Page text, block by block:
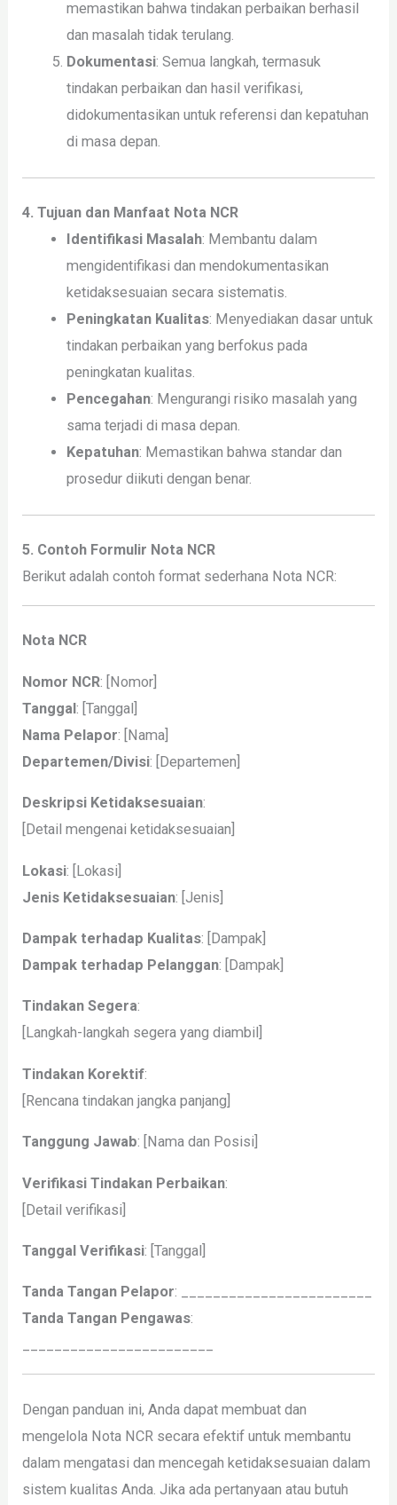
memastikan bahwa tindakan perbaikan berhasil
dan masalah tidak terulang.
Dokumentasi: Semua langkah, termasuk
tindakan perbaikan dan hasil verifikasi,
didokumentasikan untuk referensi dan kepatuhan
di masa depan.
4. Tujuan dan Manfaat Nota NCR
Identifikasi Masalah: Membantu dalam
mengidentifikasi dan mendokumentasikan
ketidaksesuaian secara sistematis.
Peningkatan Kualitas: Menyediakan dasar untuk
tindakan perbaikan yang berfokus pada
peningkatan kualitas.
Pencegahan: Mengurangi risiko masalah yang
sama terjadi di masa depan.
Kepatuhan: Memastikan bahwa standar dan
prosedur diikuti dengan benar.
5. Contoh Formulir Nota NCR
Berikut adalah contoh format sederhana Nota NCR:
Nota NCR
Nomor NCR: [Nomor]
Tanggal: [Tanggal]
Nama Pelapor: [Nama]
Departemen/Divisi: [Departemen]
Deskripsi Ketidaksesuaian:
[Detail mengenai ketidaksesuaian]
Lokasi: [Lokasi]
Jenis Ketidaksesuaian: [Jenis]
Dampak terhadap Kualitas: [Dampak]
Dampak terhadap Pelanggan: [Dampak]
Tindakan Segera:
[Langkah-langkah segera yang diambil]
Tindakan Korektif:
[Rencana tindakan jangka panjang]
Tanggung Jawab: [Nama dan Posisi]
Verifikasi Tindakan Perbaikan:
[Detail verifikasi]
Tanggal Verifikasi: [Tanggal]
Tanda Tangan Pelapor: ________________________
Tanda Tangan Pengawas:
Dengan panduan ini, Anda dapat membuat dan
mengelola Nota NCR secara efektif untuk membantu
dalam mengatasi dan mencegah ketidaksesuaian dalam
sistem kualitas Anda. Jika ada pertanyaan atau butuh